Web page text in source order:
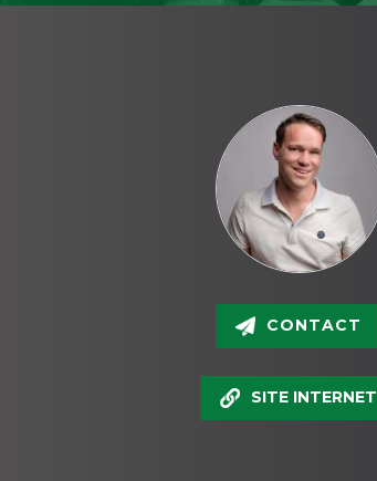
CONTACT
SITE INTERNET